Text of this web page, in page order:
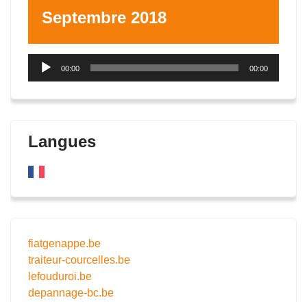
Septembre 2018
Lecteur
00:00 00:00
Langues
fiatgenappe.be
traiteur-courcelles.be
lefouduroi.be
depannage-bc.be